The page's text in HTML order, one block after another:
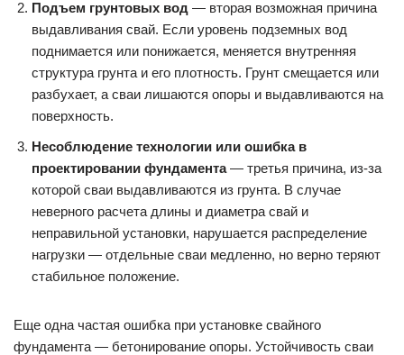
Подъем грунтовых вод — вторая возможная причина
выдавливания свай. Если уровень подземных вод
поднимается или понижается, меняется внутренняя
структура грунта и его плотность. Грунт смещается или
разбухает, а сваи лишаются опоры и выдавливаются на
поверхность.
Несоблюдение технологии или ошибка в
проектировании фундамента— третья причина, из-за
которой сваи выдавливаются из грунта. В случае
неверного расчета длины и диаметра свай и
неправильной установки, нарушается распределение
нагрузки — отдельные сваи медленно, но верно теряют
стабильное положение.
Еще одна частая ошибка при установке свайного
фундамента — бетонирование опоры. Устойчивость сваи